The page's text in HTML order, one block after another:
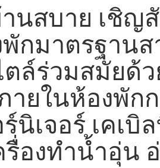
นสบาย เชิญ
กมาตรฐาน
ล์ร่วมสมัยด้
ายในห้องพัก
นิเจอร์ เคเบิ
รื่องทำน้ำอุ่น